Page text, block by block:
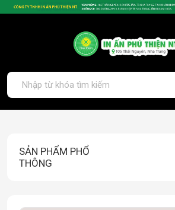
SẢN PHẨM PHỔ
THÔNG